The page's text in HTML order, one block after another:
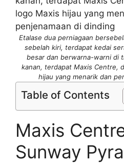
Etalase dua perniagaan
sebelah kiri, terdapat kedai
besar dan berwarna-warni di
kanan, terdapat Maxis Centre,
hijau yang menarik dan
Table of Contents
Maxis
Sunway